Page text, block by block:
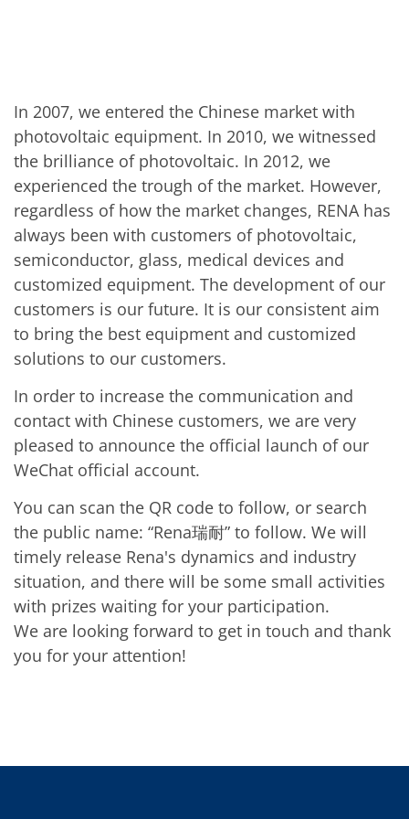
Eye Care
Glas Anwendungen
Through glass vias (TGV)
Glas Wafer Bearbeitung
Laser & Ätzen
Kundenspezifische Lösungen
Rolle zu Rolle
Kunststoffverarbeitung
Service
Service Hotline & Service Stützpunkte
Digital Services
Service Level Agreements
Ersatzteilservice
Upgrades
Training
Technologie
Technologiezentren
Prozesstechnologie
TruEtch - Metallätzung
Fluidjet - Metall-Abhebung
SiEtch – KOH-Ätzen
Ätzen
Galvanik
Innovationen
Battery Technology
Fortschrittliches chemisches Ätzen
Proprietäre Software
FlowLogX - Smart Connectivity Platform
Infocenter
Downloads
News
Fab
In 2007, we entered the Chinese market with
photovoltaic equipment. In 2010, we witnessed
the brilliance of photovoltaic. In 2012, we
experienced the trough of the market. However,
regardless of how the market changes, RENA has
always been with customers of photovoltaic,
semiconductor, glass, medical devices and
customized equipment. The development of our
customers is our future. It is our consistent aim
to bring the best equipment and customized
solutions to our customers.
In order to increase the communication and
contact with Chinese customers, we are very
pleased to announce the official launch of our
WeChat official account.
You can scan the QR code to follow, or search
the public name: “Rena瑞耐” to follow. We will
timely release Rena's dynamics and industry
situation, and there will be some small activities
with prizes waiting for your participation.
We are looking forward to get in touch and thank
you for your attention!